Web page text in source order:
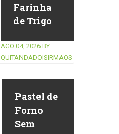
Farinha
de Trigo
AGO 04, 2026 BY
QUITANDADOISIRMAOS
Pastel de
Forno
Sem